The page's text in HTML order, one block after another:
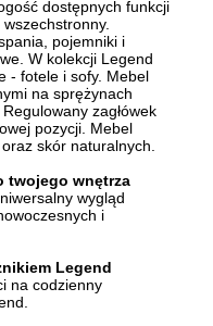
dostępnych funkcji
pojemniki i
W kolekcji Legend
- fotele i sofy. Mebel
na sprężynach
zagłówek
pozycji. Mebel
skór naturalnych.
twojego wnętrza
wygląd
i
Legend
na codzienny